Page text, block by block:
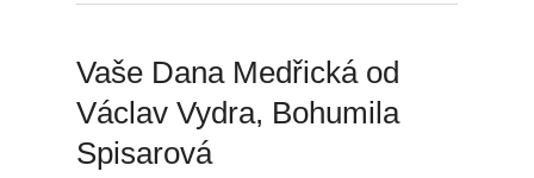
Vaše Dana Medřická od
Václav Vydra, Bohumila
Spisarová